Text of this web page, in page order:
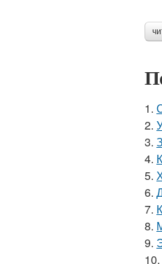
1.
2.
3.
4.
5.
6.
7.
8.
9.
10.